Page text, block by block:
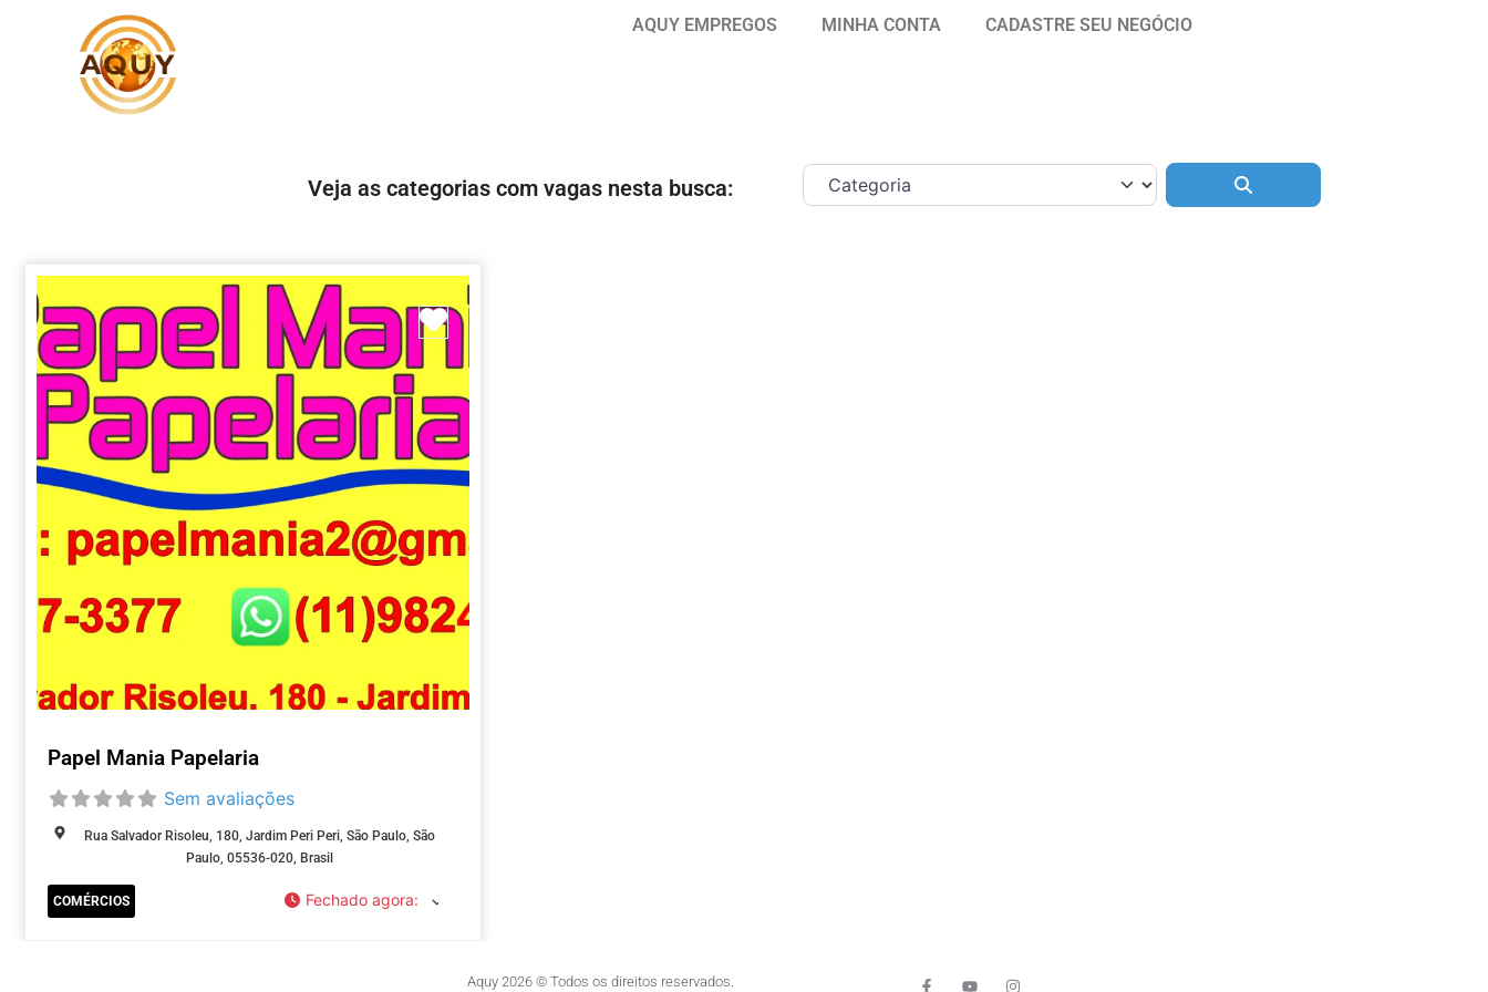
AQUY EMPREGOS MINHA CONTA CADASTRE SEU NEGÓCIO
Veja as categorias com vagas nesta busca:
Marcar como Favorito
Papel Mania Papelaria
Sem avaliações
Rua Salvador Risoleu, 180, Jardim Peri Peri, São Paulo, São
Paulo, 05536-020, Brasil
COMÉRCIOS Fechado agora:
Aquy 2026 © Todos os direitos reservados.